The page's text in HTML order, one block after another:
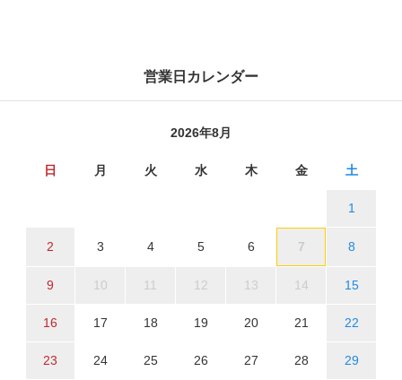
営業日カレンダー
2026年8月
日 月 火 水 木 金 土
1
2 3 4 5 6 7 8
9 10 11 12 13 14 15
16 17 18 19 20 21 22
23 24 25 26 27 28 29